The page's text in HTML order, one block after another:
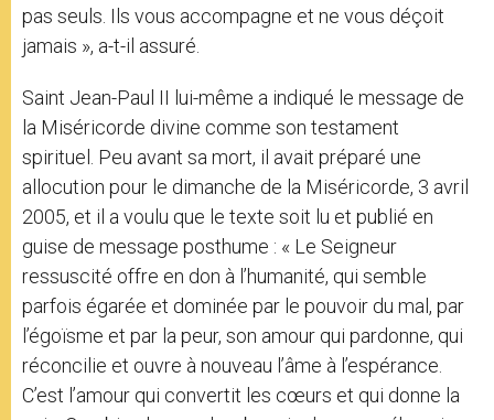
pas seuls. Ils vous accompagne et ne vous déçoit
jamais », a-t-il assuré.
Saint Jean-Paul II lui-même a indiqué le message de
la Miséricorde divine comme son testament
spirituel. Peu avant sa mort, il avait préparé une
allocution pour le dimanche de la Miséricorde, 3 avril
2005, et il a voulu que le texte soit lu et publié en
guise de message posthume : « Le Seigneur
ressuscité offre en don à l’humanité, qui semble
parfois égarée et dominée par le pouvoir du mal, par
l’égoïsme et par la peur, son amour qui pardonne, qui
réconcilie et ouvre à nouveau l’âme à l’espérance.
C’est l’amour qui convertit les cœurs et qui donne la